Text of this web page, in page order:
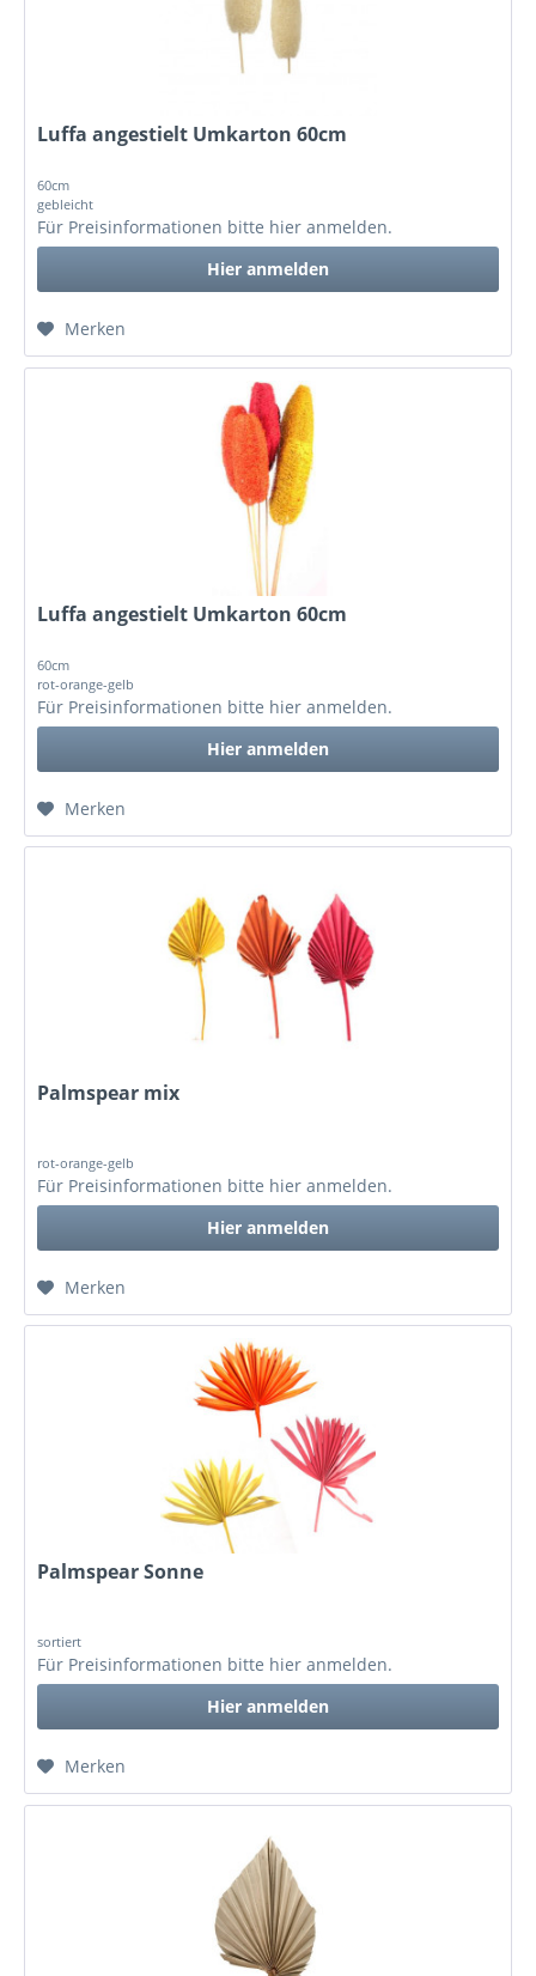
Luffa angestielt Umkarton 60cm
60cm
gebleicht
Für Preisinformationen bitte hier anmelden.
Hier anmelden
Merken
Luffa angestielt Umkarton 60cm
60cm
rot-orange-gelb
Für Preisinformationen bitte hier anmelden.
Hier anmelden
Merken
Palmspear mix
rot-orange-gelb
Für Preisinformationen bitte hier anmelden.
Hier anmelden
Merken
Palmspear Sonne
sortiert
Für Preisinformationen bitte hier anmelden.
Hier anmelden
Merken